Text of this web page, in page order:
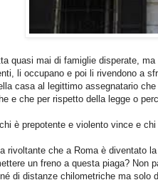
quasi mai di famiglie disperate,
li occupano e poi li rivendono a
casa al legittimo assegnatario
e che per rispetto della legge o
è prepotente e violento vince e
rivoltante che a Roma è diventato
un freno a questa piaga? Non
di distanze chilometriche ma solo